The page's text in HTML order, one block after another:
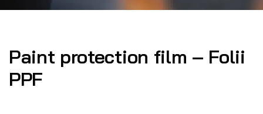
Paint protection film – Folii
PPF